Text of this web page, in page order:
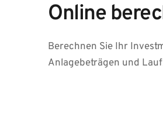
Online
Berechnen Sie Ihr
Anlagebeträgen und